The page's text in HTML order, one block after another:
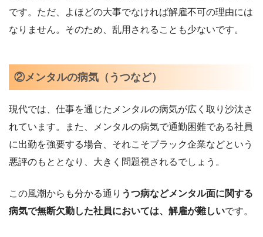
です。ただ、よほどの大事でなければ解雇不可の理由には
なりません。そのため、乱用されることも少ないです。
②メンタルの病気（うつなど）
現代では、仕事を通じたメンタルの病気が広く取り沙汰さ
れています。また、メンタルの病気で通勤困難である社員
に出勤を強要する場合、それこそブラック企業などという
悪評のもととなり、大きく問題視されるでしょう。
この風潮からも分かる通り うつ病などメンタル面に関する
病気で無断欠勤した社員においては、解雇が難しいです。